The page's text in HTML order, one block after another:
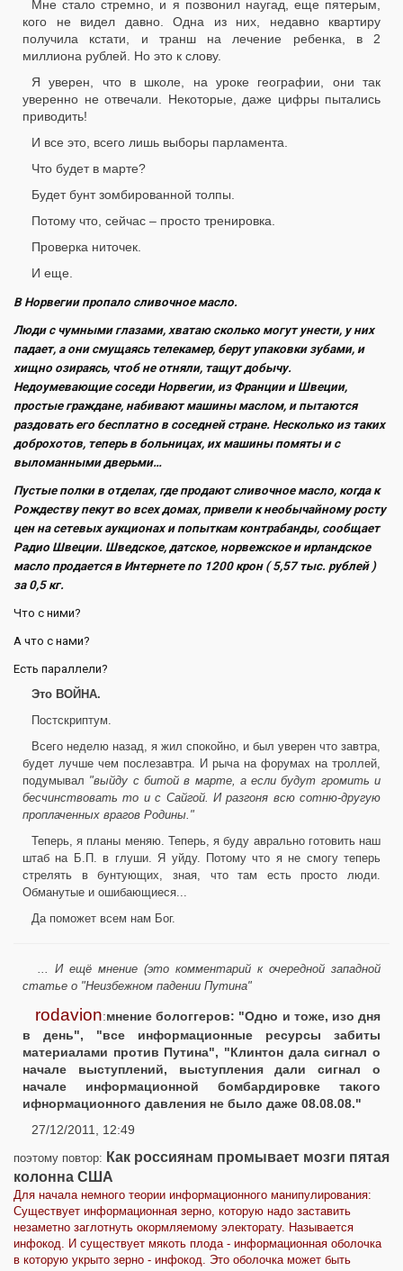
Мне стало стремно, и я позвонил наугад, еще пятерым,
кого не видел давно. Одна из них, недавно квартиру
получила кстати, и транш на лечение ребенка, в 2
миллиона рублей. Но это к слову.
Я уверен, что в школе, на уроке географии, они так
уверенно не отвечали. Некоторые, даже цифры пытались
приводить!
И все это, всего лишь выборы парламента.
Что будет в марте?
Будет бунт зомбированной толпы.
Потому что, сейчас – просто тренировка.
Проверка ниточек.
И еще.
В Норвегии пропало сливочное масло.
Люди с чумными глазами, хватаю сколько могут унести, у них
падает, а они смущаясь телекамер, берут упаковки зубами, и
хищно озираясь, чтоб не отняли, тащут добычу.
Недоумевающие соседи Норвегии, из Франции и Швеции,
простые граждане, набивают машины маслом, и пытаются
раздовать его бесплатно в соседней стране. Несколько из таких
доброхотов, теперь в больницах, их машины помяты и с
выломанными дверьми…
Пустые полки в отделах, где продают сливочное масло, когда к
Рождеству пекут во всех домах, привели к необычайному росту
цен на сетевых аукционах и попыткам контрабанды, сообщает
Радио Швеции. Шведское, датское, норвежское и ирландское
масло продается в Интернете по 1200 крон ( 5,57 тыс. рублей )
за 0,5 кг.
Что с ними?
А что с нами?
Есть параллели?
Это ВОЙНА.
Постскриптум.
Всего неделю назад, я жил спокойно, и был уверен что завтра,
будет лучше чем послезавтра. И рыча на форумах на троллей,
подумывал "выйду с битой в марте, а если будут громить и
бесчинствовать то и с Сайгой. И разгоня всю сотню-другую
проплаченных врагов Родины."
Теперь, я планы меняю. Теперь, я буду аврально готовить наш
штаб на Б.П. в глуши. Я уйду. Потому что я не смогу теперь
стрелять в бунтующих, зная, что там есть просто люди.
Обманутые и ошибающиеся...
Да поможет всем нам Бог.
... И ещё мнение (это комментарий к очередной западной
статье о "Неизбежном падении Путина"
rodavion:мнение бологгеров: "Одно и тоже, изо дня
в день", "все информационные ресурсы забиты
материалами против Путина", "Клинтон дала сигнал о
начале выступлений, выступления дали сигнал о
начале информационной бомбардировке такого
ифнормационного давления не было даже 08.08.08."
27/12/2011, 12:49
поэтому повтор: Как россиянам промывает мозги пятая
колонна США
Для начала немного теории информационного манипулирования:
Существует информационная зерно, которую надо заставить
незаметно заглотнуть окормляемому электорату. Называется
инфокод. И существует мякоть плода - информационная оболочка
в которую укрыто зерно - инфокод. Это оболочка может быть